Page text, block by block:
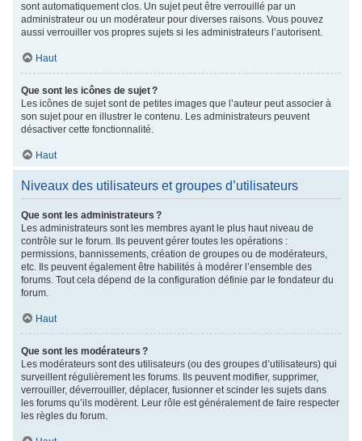
sont automatiquement clos. Un sujet peut être verrouillé par un
administrateur ou un modérateur pour diverses raisons. Vous pouvez
aussi verrouiller vos propres sujets si les administrateurs l’autorisent.
Haut
Que sont les icônes de sujet ?
Les icônes de sujet sont de petites images que l’auteur peut associer à
son sujet pour en illustrer le contenu. Les administrateurs peuvent
désactiver cette fonctionnalité.
Haut
Niveaux des utilisateurs et groupes d’utilisateurs
Que sont les administrateurs ?
Les administrateurs sont les membres ayant le plus haut niveau de
contrôle sur le forum. Ils peuvent gérer toutes les opérations :
permissions, bannissements, création de groupes ou de modérateurs,
etc. Ils peuvent également être habilités à modérer l’ensemble des
forums. Tout cela dépend de la configuration définie par le fondateur du
forum.
Haut
Que sont les modérateurs ?
Les modérateurs sont des utilisateurs (ou des groupes d’utilisateurs) qui
surveillent régulièrement les forums. Ils peuvent modifier, supprimer,
verrouiller, déverrouiller, déplacer, fusionner et scinder les sujets dans
les forums qu’ils modèrent. Leur rôle est généralement de faire respecter
les règles du forum.